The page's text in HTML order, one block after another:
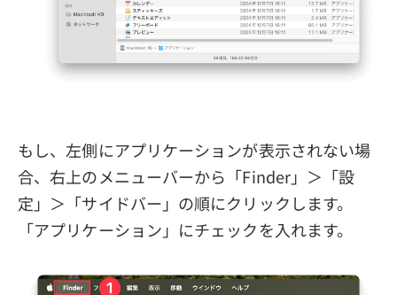
もし、左側にアプリケーションが表示されない場
合、右上のメニューバーから「Finder」＞「設
定」＞「サイドバー」の順にクリックします。
「アプリケーション」にチェックを入れます。